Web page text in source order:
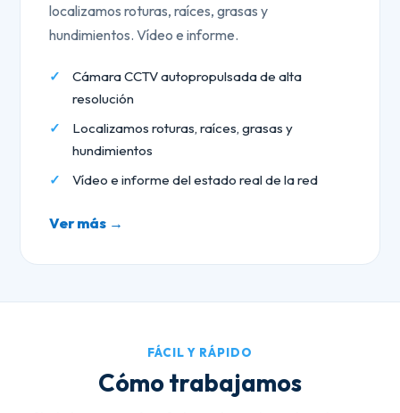
localizamos roturas, raíces, grasas y
hundimientos. Vídeo e informe.
Cámara CCTV autopropulsada de alta
resolución
Localizamos roturas, raíces, grasas y
hundimientos
Vídeo e informe del estado real de la red
Ver más →
FÁCIL Y RÁPIDO
Cómo trabajamos